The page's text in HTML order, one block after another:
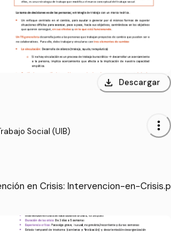
download Descargar
Social (UIB) more_vert
en Crisis: Intervencion-en-Crisis.p